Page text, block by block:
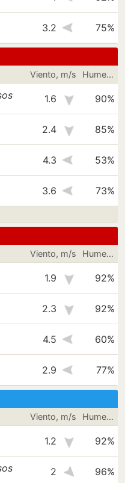
3.2 75%
Viento, m/s Humedad
1.6 90%
2.4 85%
4.3 53%
3.6 73%
Viento, m/s Humedad
1.9 92%
2.3 92%
4.5 60%
2.9 77%
Viento, m/s Humedad
1.2 92%
2 96%